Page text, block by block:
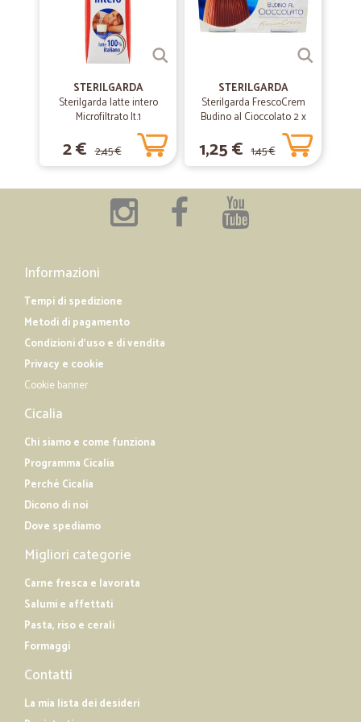
È un sito perfetto...se posso fare un'appunto ogni tanto mancano
alcuni prodotti...avete moltissimi clienti evidentemente!!!
Ottimo e rapido servizio
Ottimo e rapido servizio
STERILGARDA
Sterilgarda latte intero
Microfiltrato lt.1
2 € 2,45 €
STERILGARDA
Sterilgarda FrescoCrem
Budino al Cioccolato 2 x
1,25 € 1,45 €
Informazioni
Tempi di spedizione
Metodi di pagamento
Condizioni d'uso e di vendita
Privacy e cookie
Cookie banner
Cicalia
Chi siamo e come funziona
Programma Cicalia
Perché Cicalia
Dicono di noi
Dove spediamo
Migliori categorie
Carne fresca e lavorata
Salumi e affettati
Pasta, riso e cerali
Formaggi
Contatti
La mia lista dei desideri